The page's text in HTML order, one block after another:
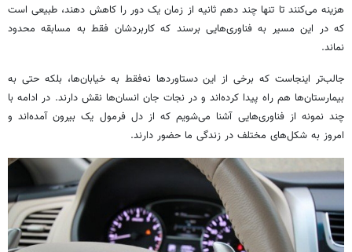
هزینه می‌کنند تا تنها چند دهم ثانیه از زمان یک دور را کاهش دهند، طبیعی است
که در این مسیر به فناوری‌هایی برسند که کاربردشان فقط به مسابقه محدود
نماند.
جالب‌تر اینجاست که برخی از این دستاوردها نه‌فقط به خیابان‌ها، بلکه حتی به
بیمارستان‌ها هم راه پیدا کرده‌اند و در نجات جان انسان‌ها نقش دارند. در ادامه با
چند نمونه از فناوری‌هایی آشنا می‌شویم که از دل فرمول یک بیرون آمده‌اند و
امروز به شکل‌های مختلف در زندگی ما حضور دارند.